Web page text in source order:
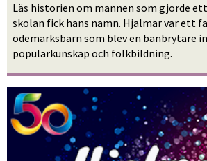
Läs historien om mannen som gjorde
skolan fick hans namn. Hjalmar var ett
ödemarksbarn som blev en banbrytare
populärkunskap och folkbildning.